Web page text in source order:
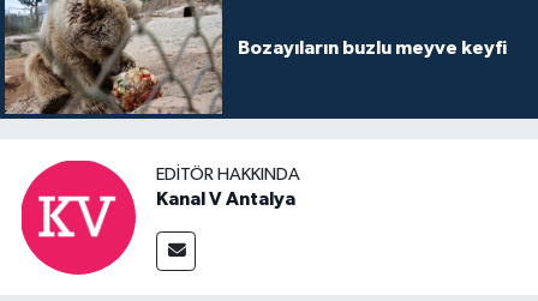
Bozayıların buzlu meyve keyfi
EDITÖR HAKKINDA
Kanal V Antalya